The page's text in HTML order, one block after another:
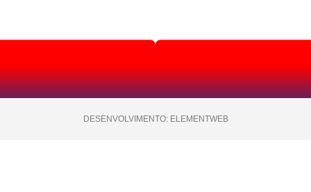
DESENVOLVIMENTO: ELEMENTWEB